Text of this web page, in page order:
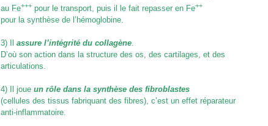
au Fe+++ pour le transport, puis il le fait repasser en Fe++
pour la synthèse de l’hémoglobine.
3) Il assure l’intégrité du collagène.
D’où son action dans la structure des os, des cartilages, et des
articulations.
4) Il joue un rôle dans la synthèse des fibroblastes
(cellules des tissus fabriquant des fibres), c’est un effet réparateur
anti-inflammatoire.